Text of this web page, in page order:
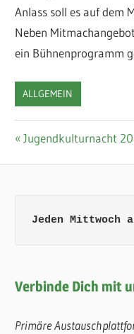
Anlass soll es auf dem
Neben
ein Bühnenprogramm
ALLGEMEIN
Vorheriger
Jugendkulturnacht
Jeden Mittwoch
Verbinde Dich mit
Primäre